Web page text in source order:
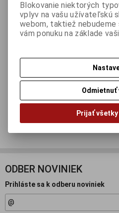
Skladom:1 ks ISBN:S1804109
Otázka na výrobok
Doporučiť výrobok
ODBER NOVINIEK
Prihláste sa k odberu noviniek
Blokovanie niektorých
vplyv na vašu užívateľskú
webom, taktiež
vám ponuku na základe
Odmietnuť
Prijať